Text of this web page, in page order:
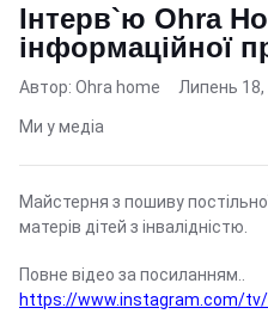
Інтерв`ю Ohra
інформаційної
Автор: Ohra home Липень 18,
Ми у медіа
Майстерня з пошиву
матерів дітей з інвалідністю.
Повне відео за посиланням..
https://www.instagram.com/tv/